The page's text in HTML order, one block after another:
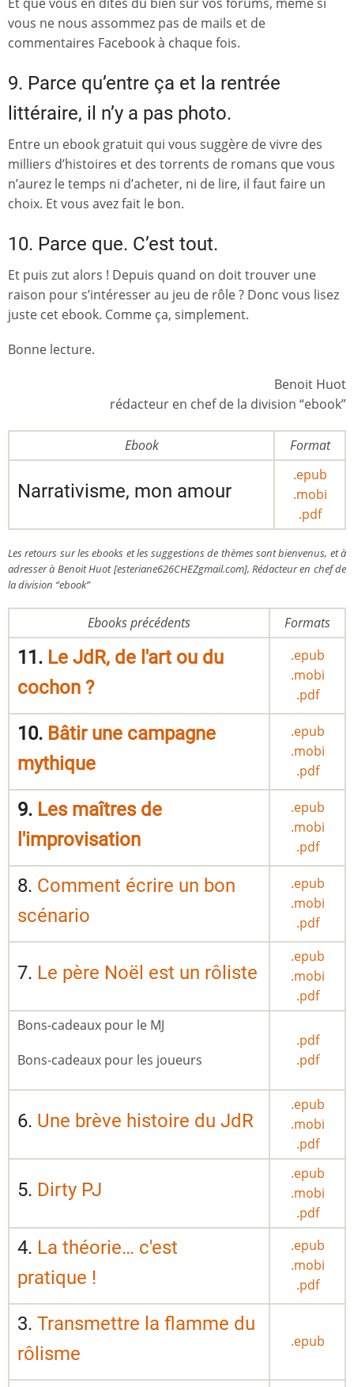
vous ne nous assommez pas de mails et de
commentaires Facebook à chaque fois.
9. Parce qu’entre ça et la rentrée
littéraire, il n’y a pas photo.
Entre un ebook gratuit qui vous suggère de vivre des
milliers d’histoires et des torrents de romans que vous
n’aurez le temps ni d’acheter, ni de lire, il faut faire un
choix. Et vous avez fait le bon.
10. Parce que. C’est tout.
Et puis zut alors ! Depuis quand on doit trouver une
raison pour s’intéresser au jeu de rôle ? Donc vous lisez
juste cet ebook. Comme ça, simplement.
Bonne lecture.
Benoit Huot
rédacteur en chef de la division “ebook”
Ebook Format
Narrativisme, mon amour
.epub
.mobi
.pdf
Les retours sur les ebooks et les suggestions de thèmes sont bienvenus, et à
adresser à Benoit Huot [esteriane626CHEZgmail.com], Rédacteur en chef de
la division “ebook”
Ebooks précédents Formats
11. Le JdR, de l'art ou du
cochon ?
.epub
.mobi
.pdf
10. Bâtir une campagne
mythique
.epub
.mobi
.pdf
9. Les maîtres de
l'improvisation
.epub
.mobi
.pdf
8. Comment écrire un bon
scénario
.epub
.mobi
.pdf
7. Le père Noël est un rôliste
.epub
.mobi
.pdf
Bons-cadeaux pour le MJ
Bons-cadeaux pour les joueurs
.pdf
.pdf
6. Une brève histoire du JdR
.epub
.mobi
.pdf
5. Dirty PJ
.epub
.mobi
.pdf
4. La théorie… c'est
pratique !
.epub
.mobi
.pdf
3. Transmettre la flamme du
rôlisme
.epub